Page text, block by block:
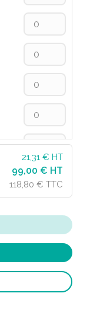
21,31 € HT
99,00 € HT
118,80 € TTC